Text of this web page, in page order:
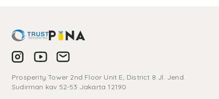
Prosperity Tower 2nd Floor Unit E, District 8 Jl. Jend.
Sudirman kav 52-53 Jakarta 12190